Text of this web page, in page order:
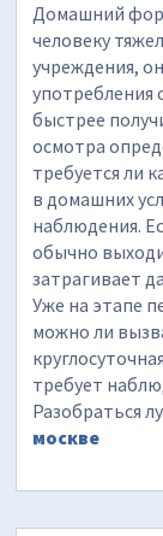
Домашний
человеку
учреждения,
употребления
быстрее
осмотра
требуется ли
в домашних
наблюдения.
обычно
затрагивает
Уже на этапе
можно ли
требует
Разобраться
москве